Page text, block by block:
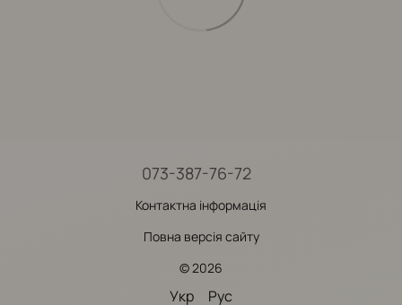
073-387-76-72
Контактна інформація
Повна версія сайту
© 2026
Укр Рус